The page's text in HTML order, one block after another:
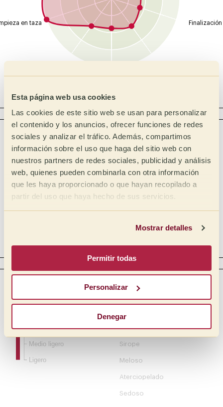
Esta página web usa cookies
Las cookies de este sitio web se usan para personalizar
el contenido y los anuncios, ofrecer funciones de redes
sociales y analizar el tráfico. Además, compartimos
información sobre el uso que haga del sitio web con
nuestros partners de redes sociales, publicidad y análisis
web, quienes pueden combinarla con otra información
que les haya proporcionado o que hayan recopilado a
partir del uso que haya hecho de sus servicios.
Mostrar detalles
Permitir todas
Personalizar
Denegar
Finalización
en taza
ACIDEZ
Baja
Media Baja
Media
Media Alta
Alta Málico
Láctico
Fosfórico
Tartárico
Acético
Ligero
Medio ligero
Medio Oleoso
Sirope
Meloso
Aterciopelado
Sedoso